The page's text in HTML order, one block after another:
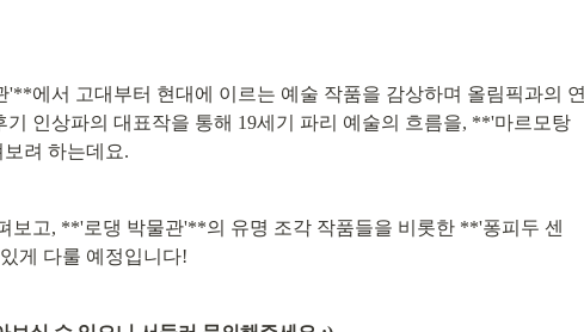
에서 고대부터 현대에 이르는 예술 작품을 감상하며 올림픽과의 연
인상파의 대표작을 통해 19세기 파리 예술의 흐름을, **'마르모탕
려 하는데요.
고, **'로댕 박물관'**의 유명 조각 작품들을 비롯한 **'퐁피두 센
게 다룰 예정입니다!